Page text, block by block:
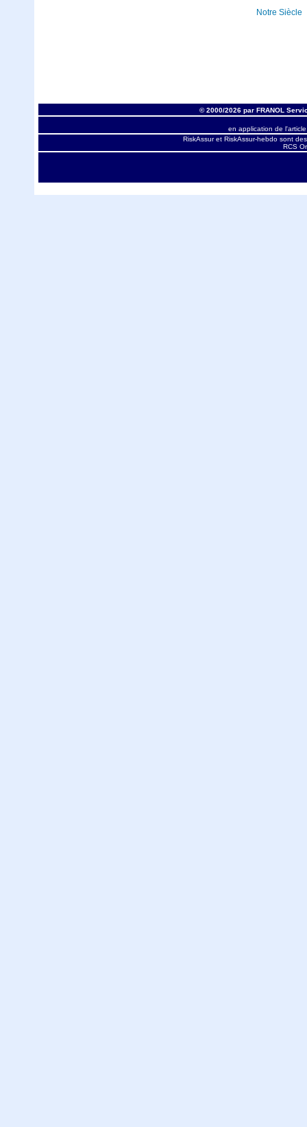
Notre Siècle
© 2000/2026 par FRANOL
en application de
RiskAssur et RiskAssur-hebdo sont
RCS